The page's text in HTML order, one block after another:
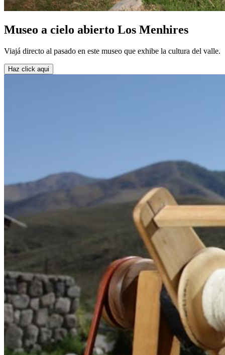
Museo a cielo abierto Los Menhires
Viajá directo al pasado en este museo que exhibe la cultura del valle.
Haz click aqui